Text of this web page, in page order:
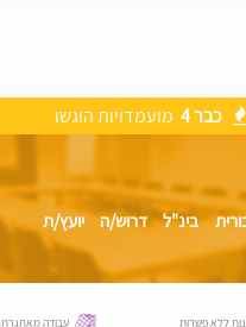
כבר 4 מועמדויות הוגשו
בינ"ל דרוש/ה יועץ/ת
ללא פשרות עבודה מאתגרת